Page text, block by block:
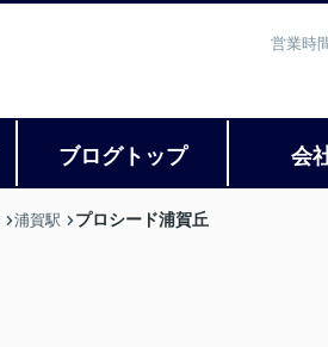
営業時
ブログトップ 会
浦賀駅 プロシード浦賀丘